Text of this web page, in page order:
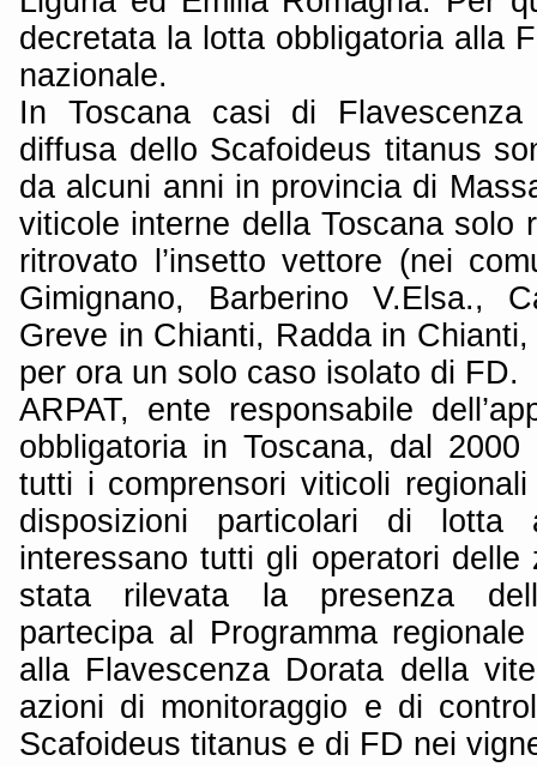
decretata la lotta obbligatoria alla
nazionale.
In Toscana casi di
diffusa dello Scafoideus titanus
da alcuni anni in provincia di
viticole interne della Toscana solo
ritrovato l’insetto vettore (nei
Gimignano, Barberino V.Elsa.,
Greve in Chianti, Radda in
per ora un solo caso isolato di FD.
ARPAT, ente responsabile
obbligatoria in Toscana, dal
tutti i comprensori viticoli
disposizioni particolari di lotta
interessano tutti gli operatori
stata rilevata la presenza
partecipa al Programma
alla Flavescenza Dorata della
azioni di monitoraggio e di
Scafoideus titanus e di FD nei